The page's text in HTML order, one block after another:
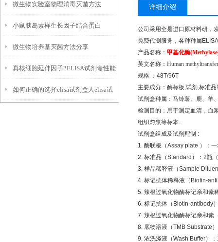
议如下
微生物实验室物理消毒灭菌方法
小鼠胰岛素样生长因子结合蛋白
3elisa试剂盒使用注意事项
微生物培养基灭菌方法分享
真核细胞延伸因子2ELISA试剂盒性能
如何正确的选择elisa试剂盒人elisa试
详细介绍
公司采用全是进口原材料研，
免费代测服务，各种种属ELISA
产品名称： 甲基化酶
英文名称： Human
规格 ： 48T/96T
主要成分：酶标板,试剂 ,标准品
试剂盒种属：马铃薯、鹿、羊
检测目的：用于测定血清，血
组织匀浆等标本..
试剂盒组成及试剂配制 :
1. 酶联板（Assay plate ）：
2. 标准品（Standard ）： 2瓶
3. 样品稀释液（Sample
4. 标记抗体稀释液（ Biotin-
5. 辣根过氧化物酶标记亲和素
6. 标记抗体（ Biotin-antibody
7. 辣根过氧化物酶标记亲和素
8. 底物溶液（TMB Substrate
9. 浓洗涤液（Wash Buffer）：